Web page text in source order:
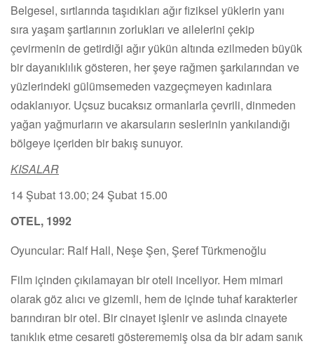
Belgesel, sırtlarında taşıdıkları ağır fiziksel yüklerin yanı
sıra yaşam şartlarının zorlukları ve ailelerini çekip
çevirmenin de getirdiği ağır yükün altında ezilmeden büyük
bir dayanıklılık gösteren, her şeye rağmen şarkılarından ve
yüzlerindeki gülümsemeden vazgeçmeyen kadınlara
odaklanıyor. Uçsuz bucaksız ormanlarla çevrili, dinmeden
yağan yağmurların ve akarsuların seslerinin yankılandığı
bölgeye içeriden bir bakış sunuyor.
KISALAR
14 Şubat 13.00; 24 Şubat 15.00
OTEL, 1992
Oyuncular: Ralf Hall, Neşe Şen, Şeref Türkmenoğlu
Film içinden çıkılamayan bir oteli inceliyor. Hem mimari
olarak göz alıcı ve gizemli, hem de içinde tuhaf karakterler
barındıran bir otel. Bir cinayet işlenir ve aslında cinayete
tanıklık etme cesareti gösterememiş olsa da bir adam sanık